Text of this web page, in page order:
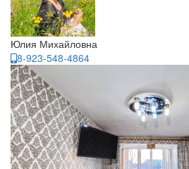
Юлия Михайловна
8-923-548-4864